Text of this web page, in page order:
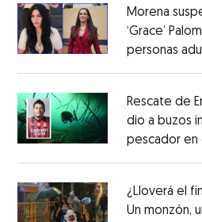
Morena
‘Grace’
personas
Rescate de
dio a buzos
pescador en
¿Lloverá el
Un monzón,